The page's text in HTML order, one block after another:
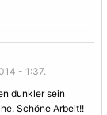
- 1:37.
dunkler sein
Schöne Arbeit!!